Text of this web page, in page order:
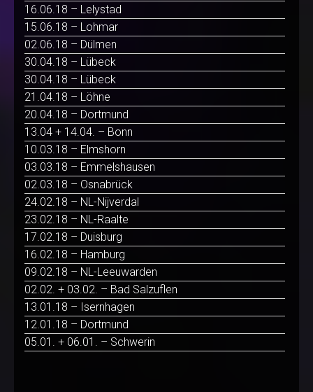
16.06.18 – Lelystad
15.06.18 – Lohmar
02.06.18 – Dülmen
30.04.18 – Lübeck
30.04.18 – Lübeck
21.04.18 – Löhne
20.04.18 – Dortmund
13.04 + 14.04. – Bonn
10.03.18 – Elmshorn
03.03.18 – Emmelshausen
02.03.18 – Osnabrück
24.02.18 – NL-Nijverdal
23.02.18 – NL-Raalte
17.02.18 – Duisburg
16.02.18 – Hamburg
09.02.18 – NL-Leeuwarden
02.02. + 03.02. – Bad Salzuflen
13.01.18 – Isernhagen
12.01.18 – Dortmund
05.01. + 06.01. – Schwerin